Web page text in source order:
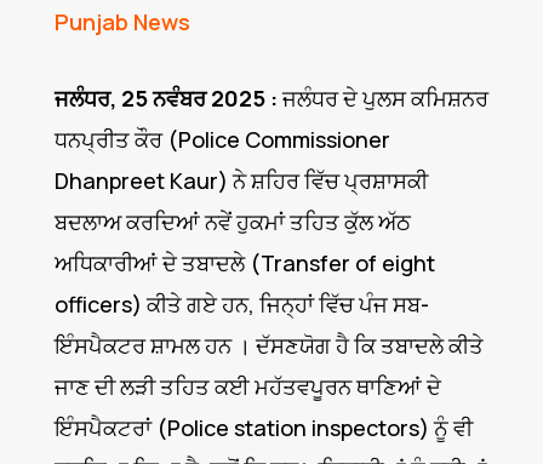
Punjab News
ਜਲੰਧਰ, 25 ਨਵੰਬਰ 2025 :ਜਲੰਧਰ ਦੇ ਪੁਲਸ ਕਮਿਸ਼ਨਰ
ਧਨਪ੍ਰੀਤ ਕੌਰ (Police Commissioner
Dhanpreet Kaur) ਨੇ ਸ਼ਹਿਰ ਵਿੱਚ ਪ੍ਰਸ਼ਾਸਕੀ
ਬਦਲਾਅ ਕਰਦਿਆਂ ਨਵੇਂ ਹੁਕਮਾਂ ਤਹਿਤ ਕੁੱਲ ਅੱਠ
ਅਧਿਕਾਰੀਆਂ ਦੇ ਤਬਾਦਲੇ (Transfer of eight
officers) ਕੀਤੇ ਗਏ ਹਨ, ਜਿਨ੍ਹਾਂ ਵਿੱਚ ਪੰਜ ਸਬ-
ਇੰਸਪੈਕਟਰ ਸ਼ਾਮਲ ਹਨ । ਦੱਸਣਯੋਗ ਹੈ ਕਿ ਤਬਾਦਲੇ ਕੀਤੇ
ਜਾਣ ਦੀ ਲੜੀ ਤਹਿਤ ਕਈ ਮਹੱਤਵਪੂਰਨ ਥਾਣਿਆਂ ਦੇ
ਇੰਸਪੈਕਟਰਾਂ (Police station inspectors) ਨੂੰ ਵੀ